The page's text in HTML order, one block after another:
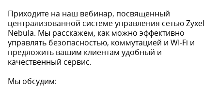
Приходите на наш вебинар, посвященный
централизованной системе управления сетью Zyxel
Nebula. Мы расскажем, как можно эффективно
управлять безопасностью, коммутацией и WI-Fi и
предложить вашим клиентам удобный и
качественный сервис.
Мы обсудим: